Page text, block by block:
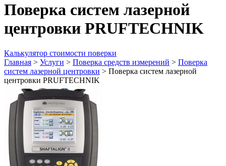
Поверка систем лазерной
центровки PRUFTECHNIK
Калькулятор стоимости поверки
Главная > Услуги > Поверка средств измерений > Поверка
систем лазерной центровки > Поверка систем лазерной
центровки PRUFTECHNIK